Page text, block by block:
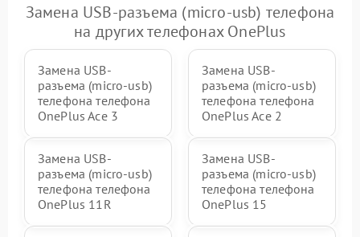
Замена USB-разъема (micro-usb) телефона
на других телефонах OnePlus
Замена USB-
разъема (micro-usb)
телефона телефона
OnePlus Ace 3
Замена USB-
разъема (micro-usb)
телефона телефона
OnePlus Ace 2
Замена USB-
разъема (micro-usb)
телефона телефона
OnePlus 11R
Замена USB-
разъема (micro-usb)
телефона телефона
OnePlus 15